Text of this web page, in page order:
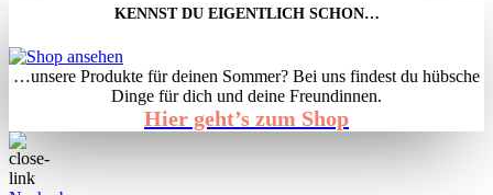
KENNST DU EIGENTLICH SCHON…
…unsere Produkte für deinen Sommer? Bei uns findest du hübsche
Dinge für dich und deine Freundinnen.
Hier geht’s zum Shop